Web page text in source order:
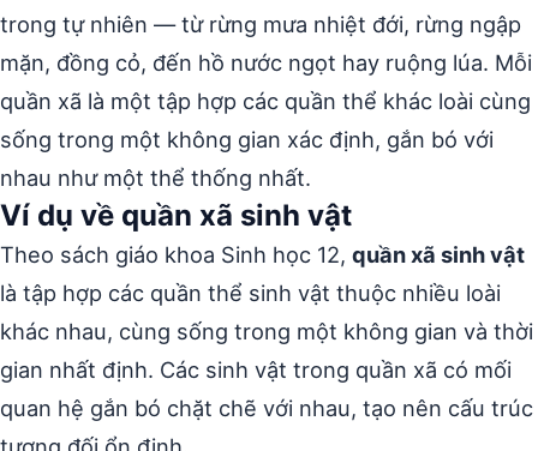
trong tự nhiên — từ rừng mưa nhiệt đới, rừng ngập
mặn, đồng cỏ, đến hồ nước ngọt hay ruộng lúa. Mỗi
quần xã là một tập hợp các quần thể khác loài cùng
sống trong một không gian xác định, gắn bó với
nhau như một thể thống nhất.
Ví dụ về quần xã sinh vật
Theo sách giáo khoa Sinh học 12, quần xã sinh vật
là tập hợp các quần thể sinh vật thuộc nhiều loài
khác nhau, cùng sống trong một không gian và thời
gian nhất định. Các sinh vật trong quần xã có mối
quan hệ gắn bó chặt chẽ với nhau, tạo nên cấu trúc